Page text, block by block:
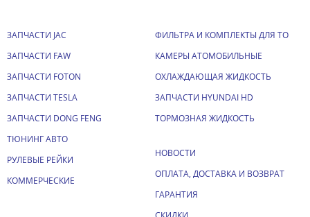
ЗАПЧАСТИ JAC
ЗАПЧАСТИ FAW
ЗАПЧАСТИ FOTON
ЗАПЧАСТИ TESLA
ЗАПЧАСТИ DONG FENG
ТЮНИНГ АВТО
РУЛЕВЫЕ РЕЙКИ
КОММЕРЧЕСКИЕ
ФИЛЬТРА И КОМПЛЕКТЫ ДЛЯ ТО
КАМЕРЫ АТОМОБИЛЬНЫЕ
ОХЛАЖДАЮЩАЯ ЖИДКОСТЬ
ЗАПЧАСТИ HYUNDAI HD
ТОРМОЗНАЯ ЖИДКОСТЬ
НОВОСТИ
ОПЛАТА, ДОСТАВКА И ВОЗВРАТ
ГАРАНТИЯ